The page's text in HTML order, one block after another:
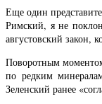
Еще один
Римский, я не
августовский закон,
Поворотным
по редким
Зеленский ранее